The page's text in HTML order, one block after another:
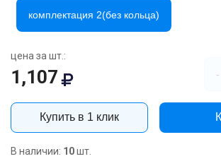
комплектация 2(без кольца)
цена за шт.:
1,107 -
Купить в 1 клик
В наличии: 10шт.